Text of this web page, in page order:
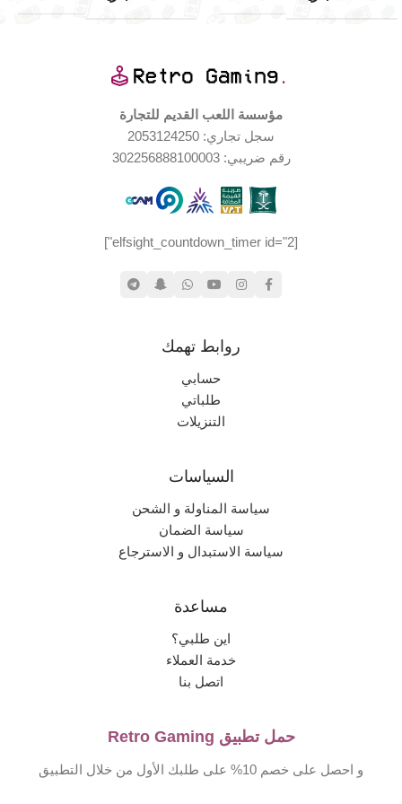
مؤسسة اللعب القديم للتجارة
سجل تجاري: 2053124250
رقم ضريبي: 302256888100003
[elfsight_countdown_timer id="2"]
روابط تهمك
حسابي
طلباتي
التنزيلات
السياسات
سياسة المناولة و الشحن
سياسة الضمان
سياسة الاستبدال و الاسترجاع
مساعدة
اين طلبي؟
خدمة العملاء
اتصل بنا
حمل تطبيق Retro Gaming
و احصل على خصم 10% على طلبك الأول من خلال التطبيق